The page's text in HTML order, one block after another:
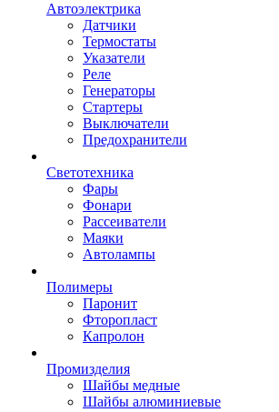
Автоэлектрика
Датчики
Термостаты
Указатели
Реле
Генераторы
Стартеры
Выключатели
Предохранители
Светотехника
Фары
Фонари
Рассеиватели
Маяки
Автолампы
Полимеры
Паронит
Фторопласт
Капролон
Промизделия
Шайбы медные
Шайбы алюминиевые